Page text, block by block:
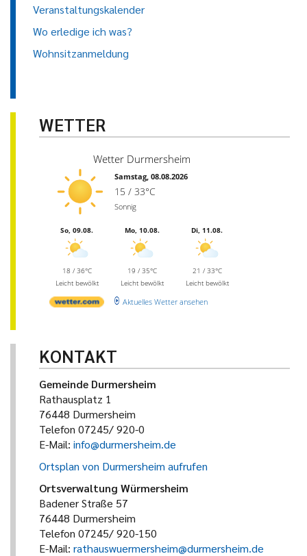
Veranstaltungskalender
Wo erledige ich was?
Wohnsitzanmeldung
WETTER
Wetter Durmersheim
Samstag, 08.08.2026
15 / 33°C
Sonnig
So, 09.08.
18 / 36°C
Leicht bewölkt
Mo, 10.08.
19 / 35°C
Leicht bewölkt
Di, 11.08.
21 / 33°C
Leicht bewölkt
Aktuelles Wetter ansehen
KONTAKT
Gemeinde Durmersheim
Rathausplatz 1
76448 Durmersheim
Telefon 07245/ 920-0
E-Mail: info@durmersheim.de
Ortsplan von Durmersheim aufrufen
Ortsverwaltung Würmersheim
Badener Straße 57
76448 Durmersheim
Telefon 07245/ 920-150
E-Mail: rathauswuermersheim@durmersheim.de